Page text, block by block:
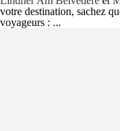
votre destination, sachez
voyageurs : ...